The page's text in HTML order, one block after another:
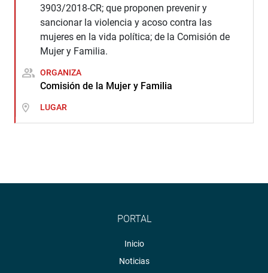
3903/2018-CR; que proponen prevenir y
sancionar la violencia y acoso contra las
mujeres en la vida política; de la Comisión de
Mujer y Familia.
ORGANIZA
Comisión de la Mujer y Familia
LUGAR
PORTAL
Inicio
Noticias